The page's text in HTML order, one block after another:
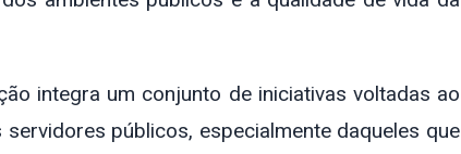
integra um conjunto de iniciativas voltadas ao
públicos, especialmente daqueles que